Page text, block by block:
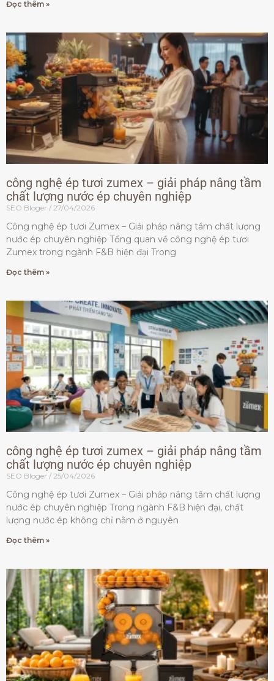
Đọc thêm »
công nghệ ép tươi zumex – giải pháp nâng tầm
chất lượng nước ép chuyên nghiệp
SEO Bloger 27/04/2026
Công nghệ ép tươi Zumex – Giải pháp nâng tầm chất lượng
nước ép chuyên nghiệp Tổng quan về công nghệ ép tươi
Zumex trong ngành F&B hiện đại Trong
Đọc thêm »
công nghệ ép tươi zumex – giải pháp nâng tầm
chất lượng nước ép chuyên nghiệp
SEO Bloger 25/04/2026
Công nghệ ép tươi Zumex – Giải pháp nâng tầm chất lượng
nước ép chuyên nghiệp Trong ngành F&B hiện đại, chất
lượng nước ép không chỉ nằm ở nguyên
Đọc thêm »